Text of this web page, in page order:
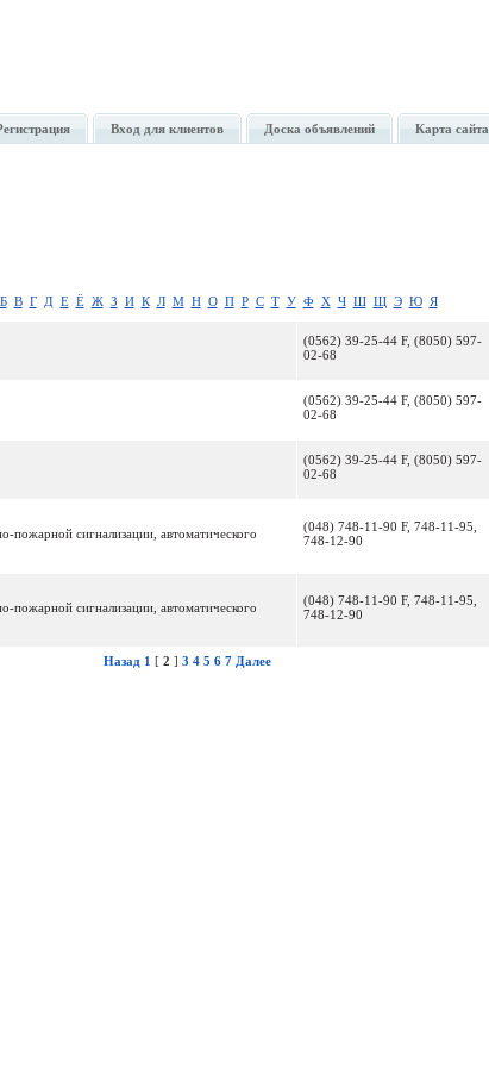
Вход для клиентов Доска объявлений Карта сайта
Б В Г Д Е Ё Ж З И К Л М Н О П Р С Т У Ф Х Ч Ш Щ Э Ю Я
(0562) 39-25-44 F, (8050) 597-
02-68
(0562) 39-25-44 F, (8050) 597-
02-68
(0562) 39-25-44 F, (8050) 597-
02-68
пожарной сигнализации, автоматического
(048) 748-11-90 F, 748-11-95,
748-12-90
пожарной сигнализации, автоматического
(048) 748-11-90 F, 748-11-95,
748-12-90
Назад 1 [ 2 ] 3 4 5 6 7 Далее